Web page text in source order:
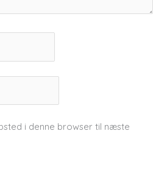
i denne browser til næste